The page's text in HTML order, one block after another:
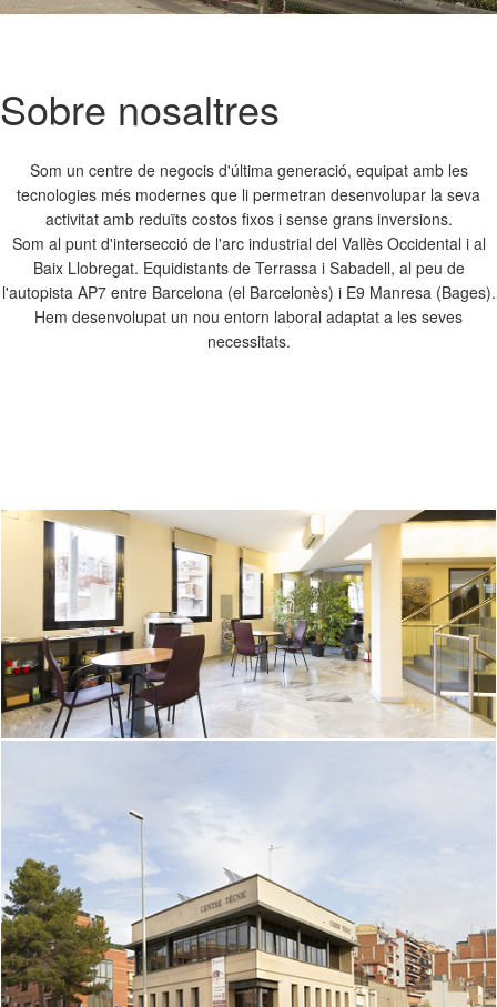
Next
Sobre nosaltres
Som un centre de negocis d'última generació, equipat amb les
tecnologies més modernes que li permetran desenvolupar la seva
activitat amb reduïts costos fixos i sense grans inversions.
Som al punt d'intersecció de l'arc industrial del Vallès Occidental i al
Baix Llobregat. Equidistants de Terrassa i Sabadell, al peu de
l'autopista AP7 entre Barcelona (el Barcelonès) i E9 Manresa (Bages).
Hem desenvolupat un nou entorn laboral adaptat a les seves
necessitats.